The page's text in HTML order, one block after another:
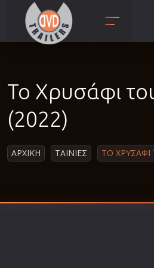
Β'
Το Χρυσάφι
(2022)
ΑΡΧΙΚΗ ΤΑΙΝΙΕΣ ΤΟ